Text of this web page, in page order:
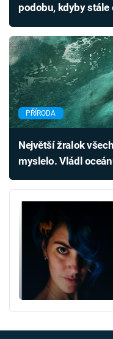
podobu, kdyby stále
PŘÍRODA
Největší žralok
myslelo. Vládl